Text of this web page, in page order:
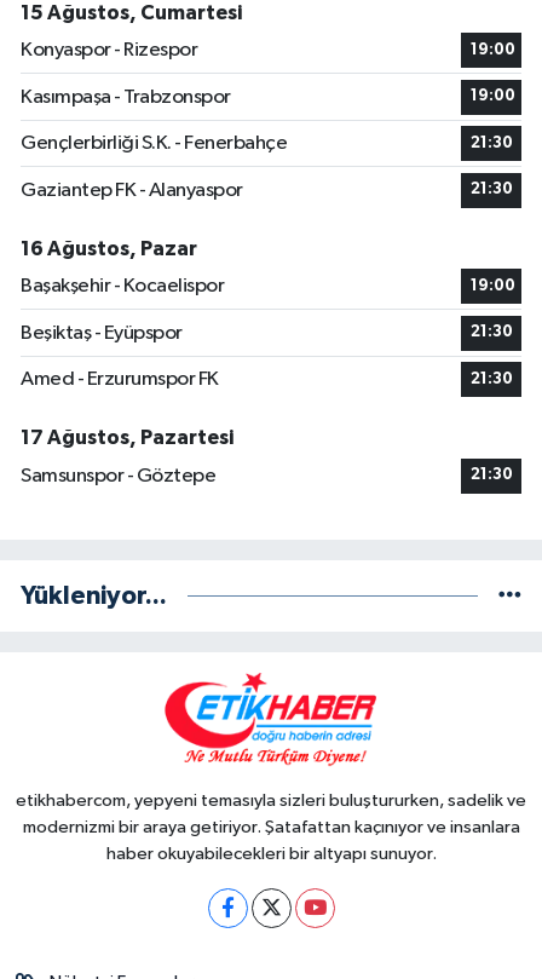
15 Ağustos, Cumartesi
Konyaspor - Rizespor
19:00
Kasımpaşa - Trabzonspor 19:00
Gençlerbirliği S.K. - Fenerbahçe 21:30
Gaziantep FK - Alanyaspor 21:30
16 Ağustos, Pazar
Başakşehir - Kocaelispor
19:00
Beşiktaş - Eyüpspor 21:30
Amed - Erzurumspor FK 21:30
17 Ağustos, Pazartesi
Samsunspor - Göztepe
21:30
Yükleniyor...
etikhabercom, yepyeni temasıyla sizleri buluştururken, sadelik ve
modernizmi bir araya getiriyor. Şatafattan kaçınıyor ve insanlara
haber okuyabilecekleri bir altyapı sunuyor.